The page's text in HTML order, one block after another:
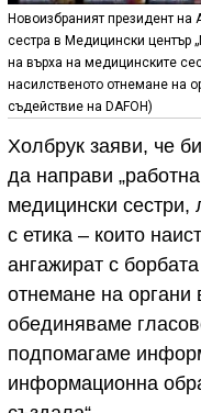
Новоизбраният президент на
сестра в Медицински център
на върха на медицинските
насилственото отнемане на
съдействие на DAFOH)
Холбрук заяви, че
да направи
медицински
с етика – които
ангажират с
отнемане на
обединяваме
подпомагаме
информационна